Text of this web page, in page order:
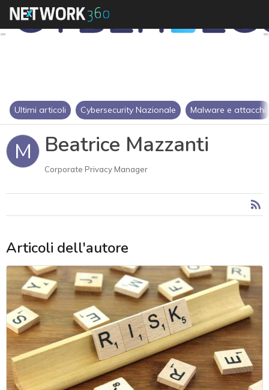
Ultimi articoli Cybersecurity Nazionale Malware e attacchi
M Beatrice Mazzanti
Corporate Privacy Manager
Articoli dell'autore